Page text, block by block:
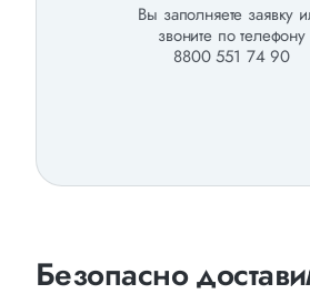
Вы заполняете заявку
звоните по телефону
8800 551 74 90
Безопасно